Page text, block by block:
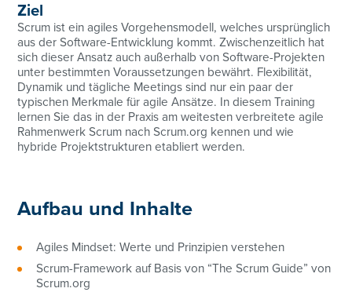
Ziel
Scrum ist ein agiles Vorgehensmodell, welches ursprünglich
aus der Software-Entwicklung kommt. Zwischenzeitlich hat
sich dieser Ansatz auch außerhalb von Software-Projekten
unter bestimmten Voraussetzungen bewährt. Flexibilität,
Dynamik und tägliche Meetings sind nur ein paar der
typischen Merkmale für agile Ansätze. In diesem Training
lernen Sie das in der Praxis am weitesten verbreitete agile
Rahmenwerk Scrum nach Scrum.org kennen und wie
hybride Projektstrukturen etabliert werden.
Aufbau und Inhalte
Agiles Mindset: Werte und Prinzipien verstehen
Scrum-Framework auf Basis von “The Scrum Guide” von
Scrum.org